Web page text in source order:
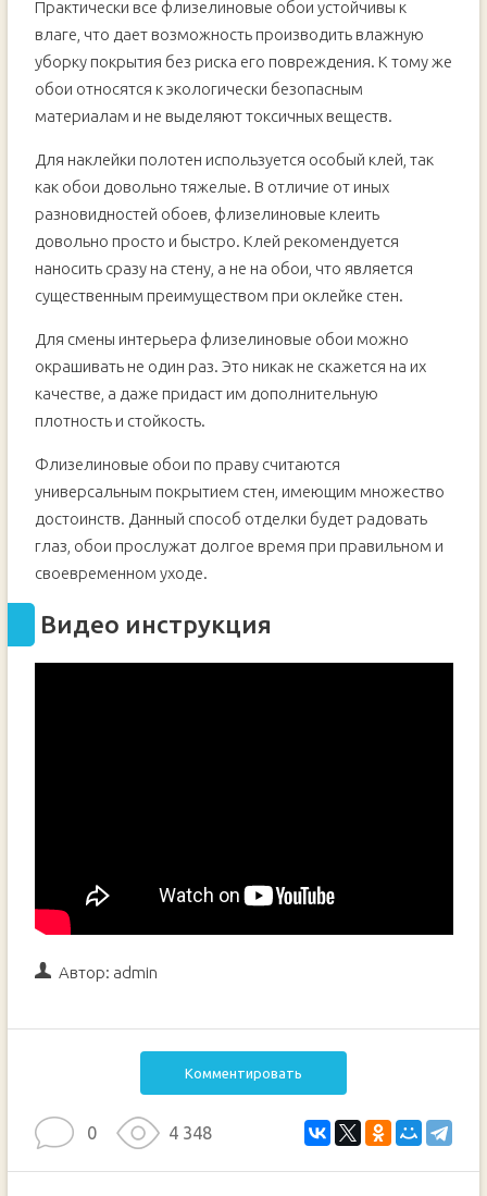
Практически все флизелиновые обои устойчивы к
влаге, что дает возможность производить влажную
уборку покрытия без риска его повреждения. К тому же
обои относятся к экологически безопасным
материалам и не выделяют токсичных веществ.
Для наклейки полотен используется особый клей, так
как обои довольно тяжелые. В отличие от иных
разновидностей обоев, флизелиновые клеить
довольно просто и быстро. Клей рекомендуется
наносить сразу на стену, а не на обои, что является
существенным преимуществом при оклейке стен.
Для смены интерьера флизелиновые обои можно
окрашивать не один раз. Это никак не скажется на их
качестве, а даже придаст им дополнительную
плотность и стойкость.
Флизелиновые обои по праву считаются
универсальным покрытием стен, имеющим множество
достоинств. Данный способ отделки будет радовать
глаз, обои прослужат долгое время при правильном и
своевременном уходе.
Видео инструкция
Автор: admin
Комментировать
0 4 348